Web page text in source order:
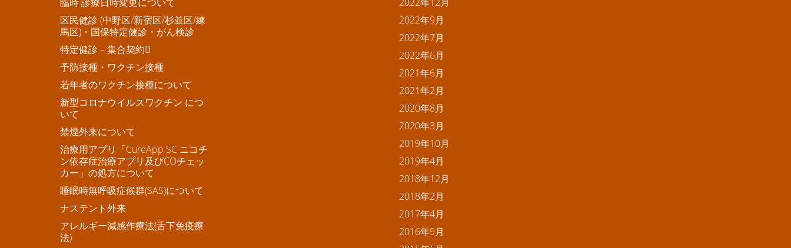
区民健診 (中野区/新宿区/杉並区/練
馬区)・国保特定健診・がん検診
特定健診 – 集合契約B
予防接種・ワクチン接種
若年者のワクチン接種について
新型コロナウイルスワクチン につ
いて
禁煙外来について
治療用アプリ「CureApp SC ニコチ
ン依存症治療アプリ及びCOチェッ
カー」の処方について
睡眠時無呼吸症候群(SAS)について
ナステント外来
アレルギー減感作療法(舌下免疫療
法)
2022年9月
2022年7月
2022年6月
2021年6月
2021年2月
2020年8月
2020年3月
2019年10月
2019年4月
2018年12月
2018年2月
2017年4月
2016年9月